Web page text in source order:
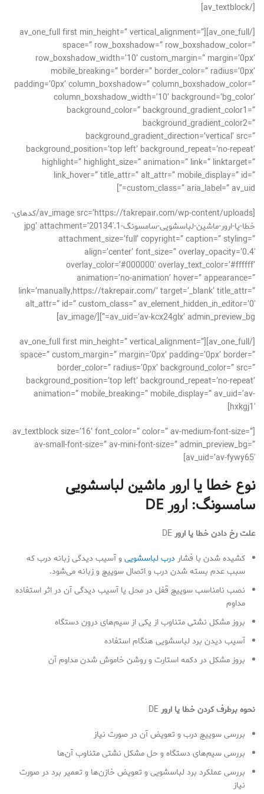
[/av_textblock]
[/av_one_full][av_one_full first min_height=” vertical_alignment=”
space=” row_boxshadow=” row_boxshadow_color=”
row_boxshadow_width=’10’ custom_margin=” margin=’0px’
mobile_breaking=” border=” border_color=” radius=’0px’
padding=’0px’ column_boxshadow=” column_boxshadow_color=”
column_boxshadow_width=’10’ background=’bg_color’
background_color=” background_gradient_color1=”
background_gradient_color2=”
background_gradient_direction=’vertical’ src=”
background_position=’top left’ background_repeat=’no-repeat’
highlight=” highlight_size=” animation=” link=” linktarget=”
link_hover=” title_attr=” alt_attr=” mobile_display=” id=”
custom_class=” aria_label=” av_uid=”]
[av_image src=’https://takrepair.com/wp-content/uploads/کدهای-
خطا-یا-ارور-ماشین-لباسشویی-سامسونگ-1.jpg’ attachment=’20134′
attachment_size=’full’ copyright=” caption=” styling=”
align=’center’ font_size=” overlay_opacity=’0.4′
overlay_color=’#000000′ overlay_text_color=’#ffffff’
animation=’no-animation’ hover=” appearance=”
link=’manually,https://takrepair.com/’ target=’_blank’ title_attr=”
alt_attr=” id=” custom_class=” av_element_hidden_in_editor=’0′
av_uid=’av-kcx24glx’ admin_preview_bg=”][/av_image]
[/av_one_full][av_one_full first min_height=” vertical_alignment=”
space=” custom_margin=” margin=’0px’ padding=’0px’ border=”
border_color=” radius=’0px’ background_color=” src=”
background_position=’top left’ background_repeat=’no-repeat’
animation=” mobile_breaking=” mobile_display=” av_uid=’av-
hxkgj1′]
[av_textblock size=’16’ font_color=” color=” av-medium-font-size=”
av-small-font-size=” av-mini-font-size=” admin_preview_bg=”
av_uid=’av-fywy65′]
نوع خطا یا ارور ماشین لباسشویی
سامسونگ: ارورDE
علت رخ دادن خطا یا ارورDE
کشیده شدن با فشار درب لباسشوییو آسیب دیدگی زبانه درب که
سبب عدم بسته شدن درب و اتصال سوییچ و زبانه می‌شود.
نصب نامناسب سوییچ قفل در محل یا آسیب دیدگی آن در اثر استفاده
مداوم
بروز مشکل نشتی متناوب از یکی از سیم‌های درون دستگاه
آسیب دیدن برد لباسشویی هنگام استفاده
بروز مشکل در دکمه استارت و روشن خاموش شدن مداوم آن
نحوه برطرف کردن خطا یا ارورDE
بررسی سوییچ درب و تعویض آن در صورت نیاز
بررسی سیم‌های دستگاه و حل مشکل نشتی متناوب آن‌ها
بررسی عملکرد برد لباسشویی و تعویض خازن‌ها و تعمیر برد در صورت
نیاز